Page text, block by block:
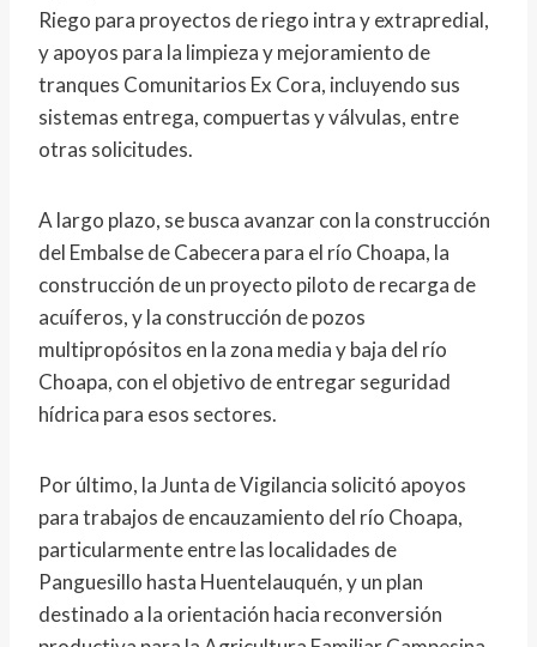
Riego para proyectos de riego intra y extrapredial,
y apoyos para la limpieza y mejoramiento de
tranques Comunitarios Ex Cora, incluyendo sus
sistemas entrega, compuertas y válvulas, entre
otras solicitudes.
A largo plazo, se busca avanzar con la construcción
del Embalse de Cabecera para el río Choapa, la
construcción de un proyecto piloto de recarga de
acuíferos, y la construcción de pozos
multipropósitos en la zona media y baja del río
Choapa, con el objetivo de entregar seguridad
hídrica para esos sectores.
Por último, la Junta de Vigilancia solicitó apoyos
para trabajos de encauzamiento del río Choapa,
particularmente entre las localidades de
Panguesillo hasta Huentelauquén, y un plan
destinado a la orientación hacia reconversión